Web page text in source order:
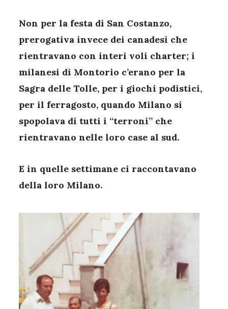
Non per la festa di San Costanzo,
prerogativa invece dei canadesi che
rientravano con interi voli charter; i
milanesi di Montorio c’erano per la
Sagra delle Tolle, per i giochi podistici,
per il ferragosto, quando Milano si
spopolava di tutti i “terroni” che
rientravano nelle loro case al sud.
E in quelle settimane ci raccontavano
della loro Milano.